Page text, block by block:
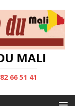
MALI
66 51 41